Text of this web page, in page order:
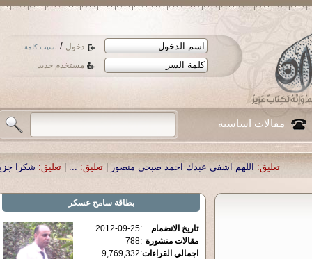
دخول / نسيت كلمة
مستخدم جديد
مقالات اساسية
اللهم اشفي عبدك احمد صبحي منصور|تعليق: ...
|تعليق: شكرا جزيلا أستاذ
بطاقةسامح عسكر
تاريخ الانضمام :
2012-09-25
مقالات منشورة :
788
اجمالي القراءات:
9,769,332